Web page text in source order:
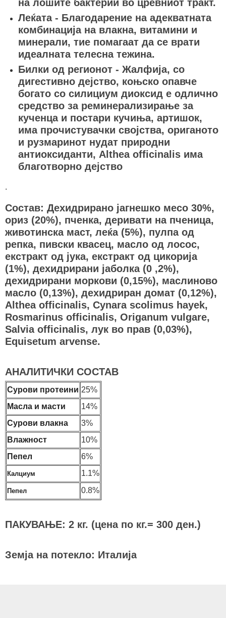
на лошите бактерии во цревниот тракт.
Леќата - Благодарение на адекватната
комбинација на влакна, витамини и
минерали, тие помагаат да се врати
идеалната телесна тежина.
Билки од регионот - Жалфија, со
дигестивно дејство, коњско опавче
богато со силициум диоксид е одлично
средство за реминерализирање за
кученца и постари кучиња, артишок,
има прочистувачки својства, ориганото
и рузмаринот нудат природни
антиоксиданти, Althea officinalis има
благотворно дејство
.
Состав: Дехидрирано јагнешко месо 30%,
ориз (20%), пченка, деривати на пченица,
животинска маст, леќа (5%), пулпа од
репка, пивски квасец, масло од лосос,
екстракт од јука, екстракт од цикорија
(1%), дехидрирани јаболка (0 ,2%),
дехидрирани моркови (0,15%), маслиново
масло (0,13%), дехидриран домат (0,12%),
Althea officinalis, Cynara scolimus hayek,
Rosmarinus officinalis, Origanum vulgare,
Salvia officinalis, лук во прав (0,03%),
Equisetum arvense.
АНАЛИТИЧКИ СОСТАВ
Сурови протеини 25%
Масла и масти
14%
Сурови влакна
3%
Влажност
10%
Пепел
6%
Калциум 1.1%
Пепел 0.8%
ПАКУВАЊЕ: 2 кг. (цена по кг.= 300 ден.)
Земја на потекло: Италија